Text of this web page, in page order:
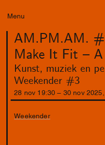
Menu
AM.PM.AM.
Make It Fit –
Kunst, muziek en
Weekender #3
28 nov 19:30 30 nov 2025
Weekender